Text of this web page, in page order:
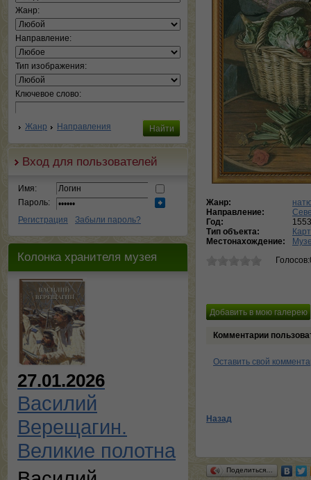
Жанр:
Направление:
Тип изображения:
Ключевое слово:
Жанр Направления
Вход для пользователей
Имя:
Пароль:
Регистрация
Забыли пароль?
Колонка хранителя музея
27.01.2026
Василий
Верещагин.
Великие полотна
Жанр:
Направление:
Год:
1553
Тип объекта:
Местонахождение:
Комментарии
Оставить свой
Назад
Поделиться…